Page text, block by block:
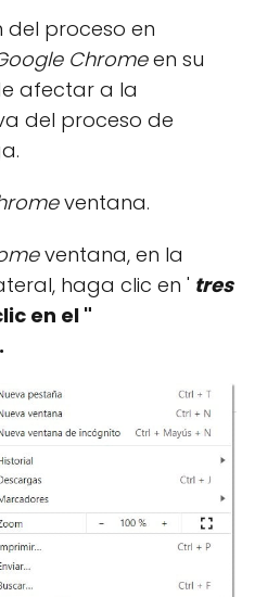
del proceso en
Chromeen su
afectar a la
del proceso de
ventana.
ventana, en la
haga clic en ' tres
en el "